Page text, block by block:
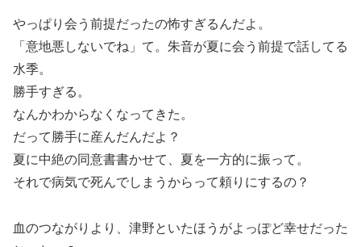
やっぱり会う前提だったの怖すぎるんだよ。
「意地悪しないでね」て。朱音が夏に会う前提で話してる
水季。
勝手すぎる。
なんかわからなくなってきた。
だって勝手に産んだんだよ？
夏に中絶の同意書書かせて、夏を一方的に振って。
それで病気で死んでしまうからって頼りにするの？
血のつながりより、津野といたほうがよっぽど幸せだった